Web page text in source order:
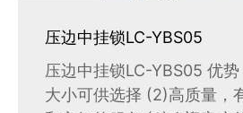
压边中挂锁LC-YBS05
压边中挂锁LC-YBS05 优
大小可供选择 (2)高质量，